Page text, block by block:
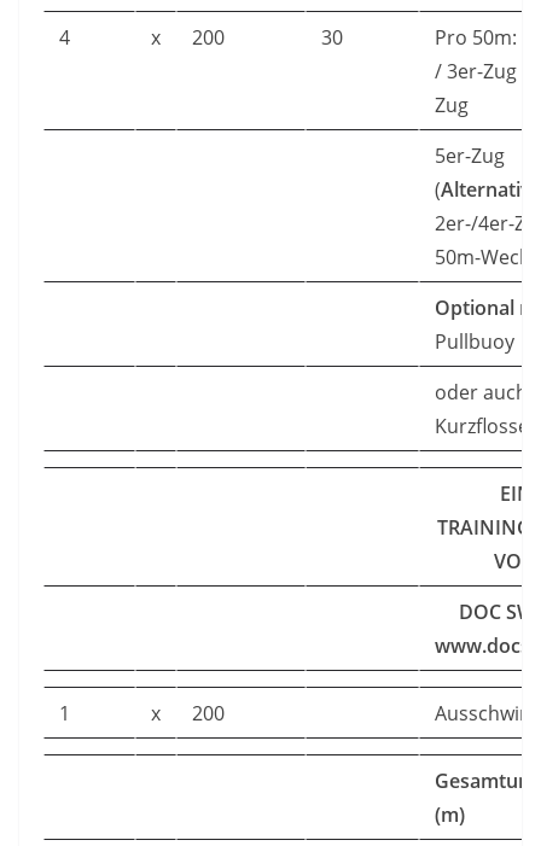
4
x 200 30
Pro 50m:
/ 3er-Zug /
Zug
5er-Zug
(Alternativ:
2er-/4er-
50m-
Optional
Pullbuoy
oder auch
Kurzflossen
EIN
VON
DOC
1 x 200
(m)